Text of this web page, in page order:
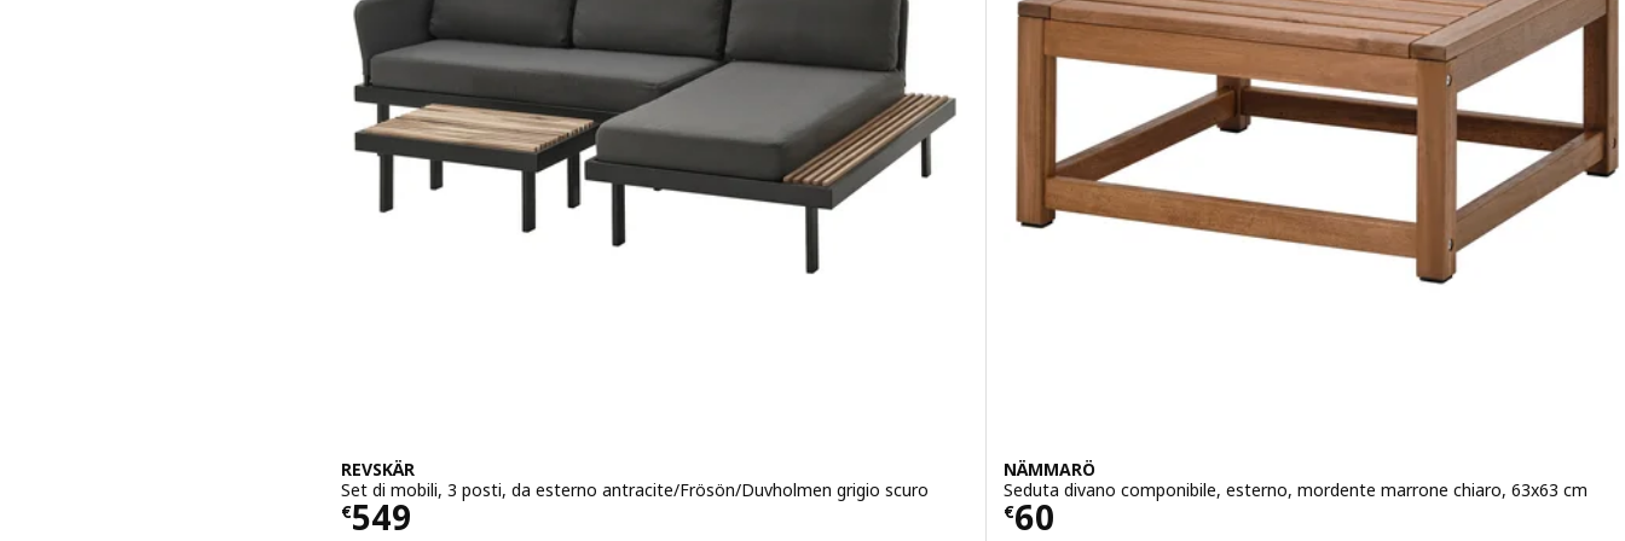
REVSKÄR
Set di mobili, 3 posti, da esterno antracite/Frösön/Duvholmen grigio scuro
€549
Prezzo € 549
NÄMMARÖ
Seduta divano componibile, esterno, mordente marrone chiaro, 63x63 cm
€60
Prezzo € 60